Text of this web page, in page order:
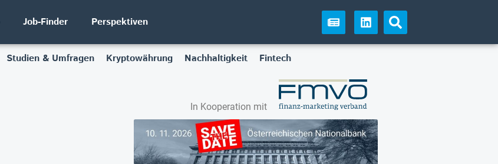
Job-Finder Perspektiven
Studien & Umfragen Kryptowährung Nachhaltigkeit Fintech
In Kooperation mit